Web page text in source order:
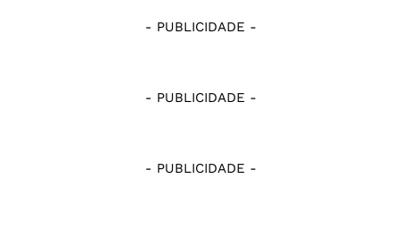
- PUBLICIDADE -
- PUBLICIDADE -
- PUBLICIDADE -